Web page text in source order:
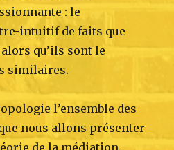
: le
intuitif de faits que
qu’ils sont le
similaires.
l’ensemble des
nous allons présenter
de la médiation.